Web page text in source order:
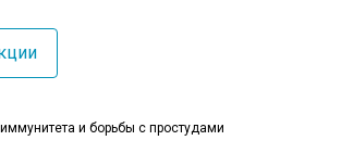
и борьбы с простудами